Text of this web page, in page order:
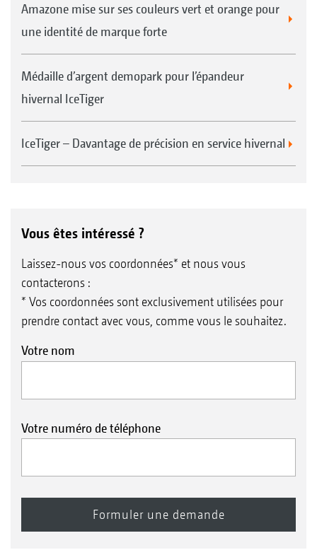
Amazone mise sur ses couleurs vert et orange pour
une identité de marque forte
Médaille d’argent demopark pour l’épandeur
hivernal IceTiger
IceTiger – Davantage de précision en service hivernal
Vous êtes intéressé ?
Laissez-nous vos coordonnées* et nous vous
contacterons :
* Vos coordonnées sont exclusivement utilisées pour
prendre contact avec vous, comme vous le souhaitez.
Votre nom
Votre numéro de téléphone